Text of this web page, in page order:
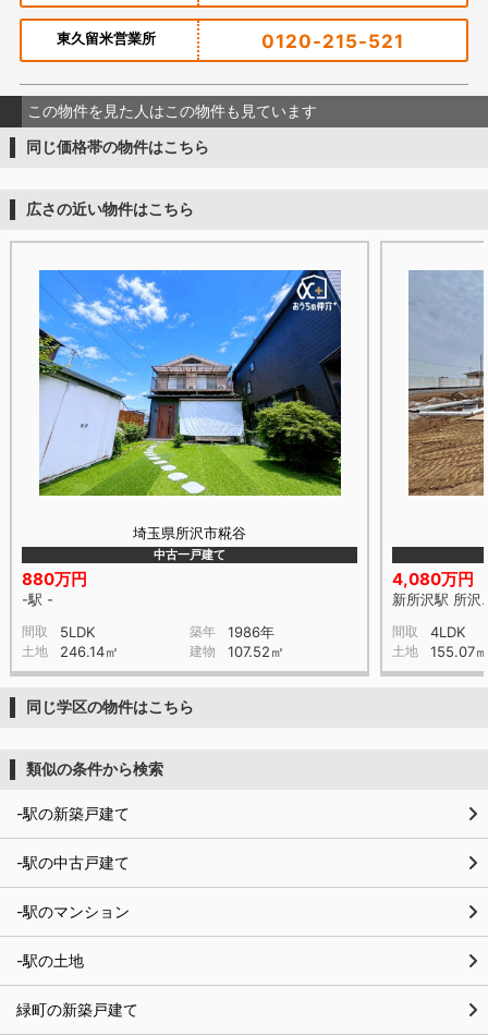
東久留米営業所 0120-215-521
この物件を見た人はこの物件も見ています
同じ価格帯の物件はこちら
広さの近い物件はこちら
埼玉県所沢市糀谷
中古一戸建て
880万円
-駅 -
間取 5LDK 築年 1986年
土地 246.14㎡ 建物 107.52㎡
4,080万円
新所沢駅 所沢
間取 4LDK
土地 155.07㎡
同じ学区の物件はこちら
類似の条件から検索
-駅の新築戸建て
-駅の中古戸建て
-駅のマンション
-駅の土地
緑町の新築戸建て